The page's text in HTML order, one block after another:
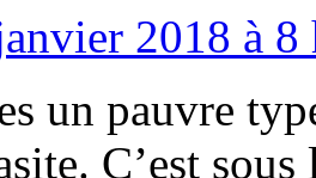
2018 à
un pauvre
C’est